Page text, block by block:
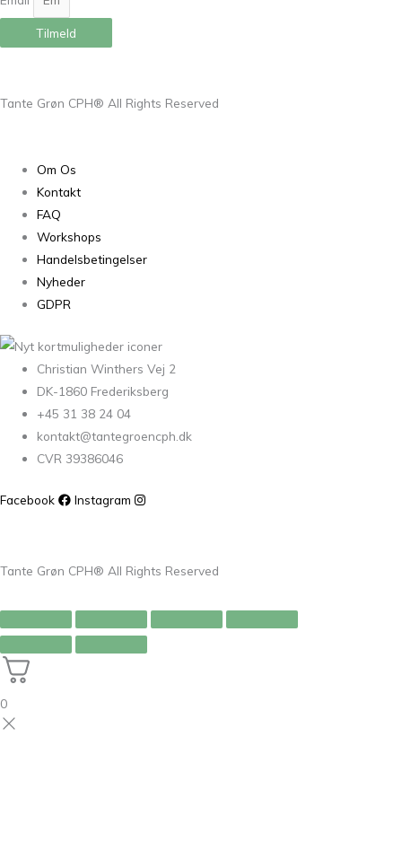
Tilmeld
Tante Grøn CPH® All Rights Reserved
Om Os
Kontakt
FAQ
Workshops
Handelsbetingelser
Nyheder
GDPR
Christian Winthers Vej 2
DK-1860 Frederiksberg
+45 31 38 24 04
kontakt@tantegroencph.dk
CVR 39386046
Facebook Instagram
Tante Grøn CPH® All Rights Reserved
0